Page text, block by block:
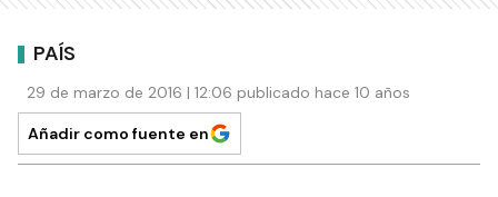
PAÍS
29 de marzo de 2016 | 12:06 publicado hace 10 años
Añadir como fuente en